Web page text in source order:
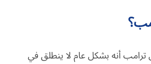
أنه بشكل عام لا ينطلق في